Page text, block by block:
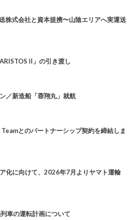
式会社と資本提携〜山陰エリアへ実運送
II」の引き渡し
／新造船「蓉翔丸」就航
とのパートナーシップ契約を締結しま
化に向けて、2026年7月よりヤマト運輸
車の運転計画について